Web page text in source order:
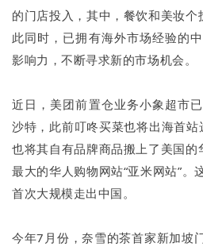
的门店投入，其中，餐饮和美妆个
此同时，已拥有海外市场经验的
影响力，不断寻求新的市场机会。
近日，美团前置仓业务小象超市
沙特，此前叮咚买菜也将出海首
也将其自有品牌商品搬上了美国的
最大的华人购物网站“亚米网站”。
首次大规模走出中国。
今年7月份，奈雪的茶首家新加坡